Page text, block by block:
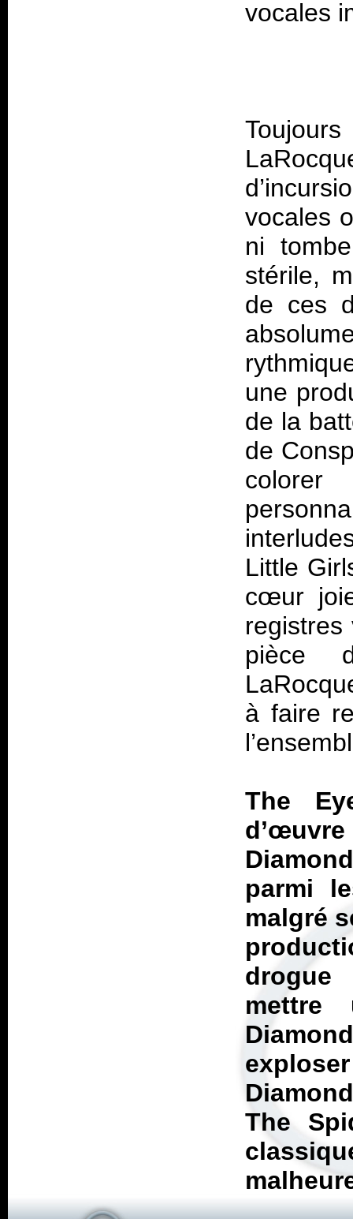
vocales
ni
stérile,
de ces
une
de la
de
Little
cœur
registres
pièce
à faire
The
parmi
malgré
mettre
The